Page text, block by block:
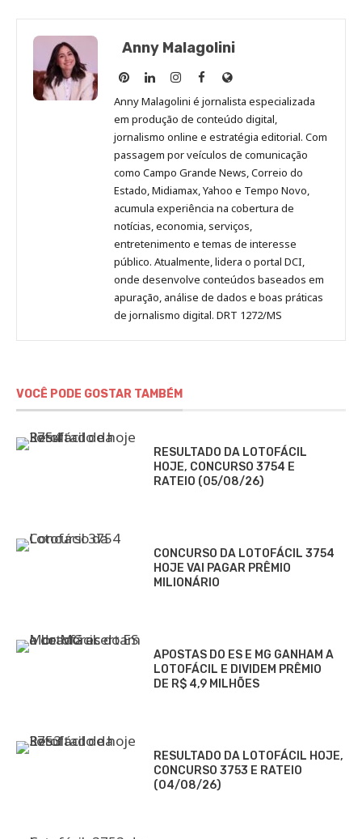
Anny Malagolini
Anny
Malagolini
no
Pinterest
Anny
Malagolini
no
LinkedIn
Anny
Malagolini
no
Instagram
Anny
Malagolini
no
Facebook
Site
de
Anny
Malagolini
Anny Malagolini é jornalista especializada
em produção de conteúdo digital,
jornalismo online e estratégia editorial. Com
passagem por veículos de comunicação
como Campo Grande News, Correio do
Estado, Midiamax, Yahoo e Tempo Novo,
acumula experiência na cobertura de
notícias, economia, serviços,
entretenimento e temas de interesse
público. Atualmente, lidera o portal DCI,
onde desenvolve conteúdos baseados em
apuração, análise de dados e boas práticas
de jornalismo digital. DRT 1272/MS
VOCÊ PODE GOSTAR TAMBÉM
RESULTADO DA LOTOFÁCIL
HOJE, CONCURSO 3754 E
RATEIO (05/08/26)
CONCURSO DA LOTOFÁCIL 3754
HOJE VAI PAGAR PRÊMIO
MILIONÁRIO
APOSTAS DO ES E MG GANHAM A
LOTOFÁCIL E DIVIDEM PRÊMIO
DE R$ 4,9 MILHÕES
RESULTADO DA LOTOFÁCIL HOJE,
CONCURSO 3753 E RATEIO
(04/08/26)